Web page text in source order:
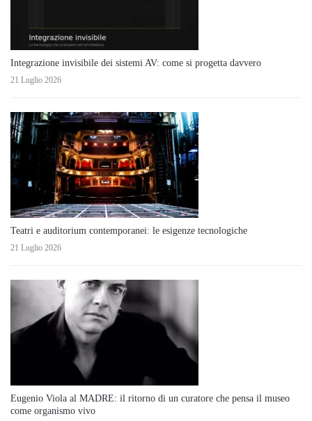
Integrazione invisibile dei sistemi AV: come si progetta davvero
21 Luglio 2026
Teatri e auditorium contemporanei: le esigenze tecnologiche
21 Luglio 2026
Eugenio Viola al MADRE: il ritorno di un curatore che pensa il museo
come organismo vivo